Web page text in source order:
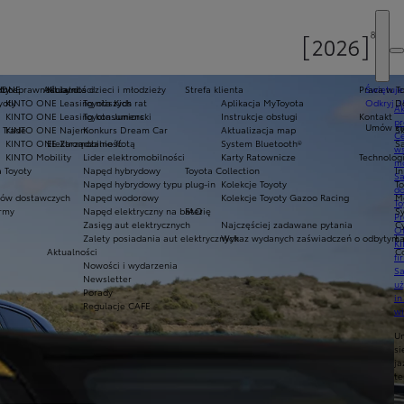
Odkryj
Umów
KINTO ONE Leasing niższych rat
KINTO ONE Leasing konsumencki
KINTO ONE Najem
KINTO ONE Zarządzanie flotą
KINTO Mobility
dostawczych
Strefa klienta
Aplikacja MyToyota
Instrukcje obsługi
Aktualizacja map
System Bluetooth®
Karty Ratownicze
Toyota Collection
Kolekcje Toyoty
Kolekcje Toyoty Gazoo Racing
FAQ
Najczęściej zadawane pytania
Wykaz wydanych zaświadczeń o odbytym
Aktualności
Kluby dla dzieci i młodzieży
Toyota Kids
Toyota Juniors
Konkurs Dream Car
Elektromobilność
Lider elektromobilności
Napęd hybrydowy
Napęd hybrydowy typu plug-in
Napęd wodorowy
Napęd elektryczny na baterię
Zasięg aut elektrycznych
Zalety posiadania aut elektrycznych
Aktualności
Nowości i wydarzenia
Newsletter
Porady
Regulacje CAFE
Praca w
Kontakt